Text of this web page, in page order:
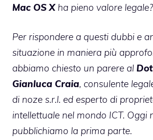
Mac OS Xha pieno valore legale?
Per rispondere a questi dubbi e
situazione in maniera più
abbiamo chiesto un parere al
Gianluca Craia, consulente
di noze s.r.l. ed esperto di
intellettuale nel mondo ICT. Oggi
pubblichiamo la prima parte.